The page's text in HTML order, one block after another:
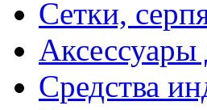
Сетки,
Средства